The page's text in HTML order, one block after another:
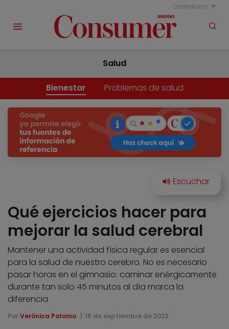
Castellano
Salud
Bienestar Problemas de salud
Qué ejercicios hacer para
mejorar la salud cerebral
Mantener una actividad física regular es esencial
para la salud de nuestro cerebro. No es necesario
pasar horas en el gimnasio: caminar enérgicamente
durante tan solo 45 minutos al día marca la
diferencia
Por Verónica Palomo 15 de septiembre de 2023